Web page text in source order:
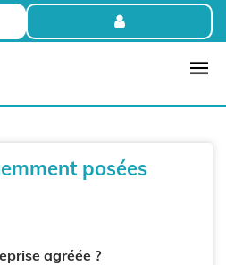
posées
agréée ?